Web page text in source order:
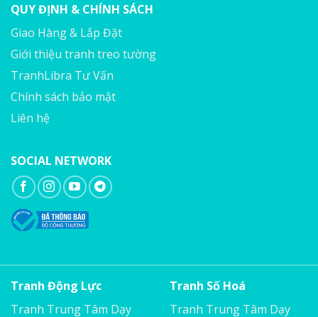
QUY ĐỊNH & CHÍNH SÁCH
Giao Hàng & Lắp Đặt
Giới thiệu tranh treo tường
TranhLibra Tư Vấn
Chính sách bảo mật
Liên hệ
SOCIAL NETWORK
Tranh Động Lực
Tranh Trung Tâm Dạy
Tranh Số Hoá
Tranh Trung Tâm Dạy